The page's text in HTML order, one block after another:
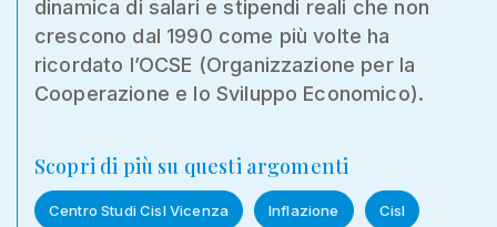
dinamica di salari e stipendi reali che non
crescono dal 1990 come più volte ha
ricordato l’OCSE (Organizzazione per la
Cooperazione e lo Sviluppo Economico).
Scopri di più su questi argomenti
Centro Studi Cisl Vicenza Inflazione Cisl